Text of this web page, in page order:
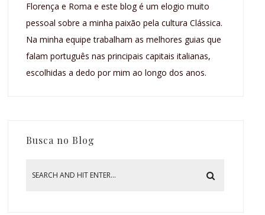
Florença e Roma e este blog é um elogio muito
pessoal sobre a minha paixão pela cultura Clássica.
Na minha equipe trabalham as melhores guias que
falam português nas principais capitais italianas,
escolhidas a dedo por mim ao longo dos anos.
Busca no Blog